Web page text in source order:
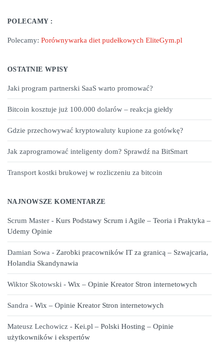
POLECAMY :
Polecamy: Porównywarka diet pudełkowych EliteGym.pl
OSTATNIE WPISY
Jaki program partnerski SaaS warto promować?
Bitcoin kosztuje już 100.000 dolarów – reakcja giełdy
Gdzie przechowywać kryptowaluty kupione za gotówkę?
Jak zaprogramować inteligenty dom? Sprawdź na BitSmart
Transport kostki brukowej w rozliczeniu za bitcoin
NAJNOWSZE KOMENTARZE
Scrum Master - Kurs Podstawy Scrum i Agile – Teoria i Praktyka –
Udemy Opinie
Damian Sowa - Zarobki pracowników IT za granicą – Szwajcaria,
Holandia Skandynawia
Wiktor Skotowski - Wix – Opinie Kreator Stron internetowych
Sandra - Wix – Opinie Kreator Stron internetowych
Mateusz Lechowicz - Kei.pl – Polski Hosting – Opinie
użytkowników i ekspertów